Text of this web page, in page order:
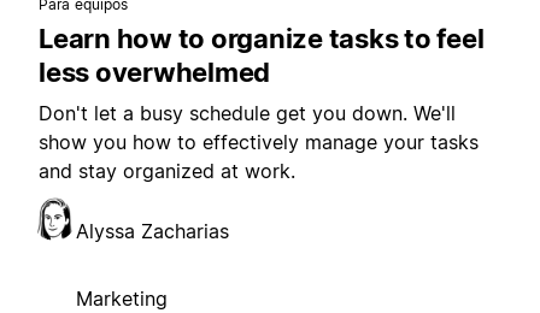
Para equipos
Learn how to organize tasks to feel
less overwhelmed
Don't let a busy schedule get you down. We'll
show you how to effectively manage your tasks
and stay organized at work.
Alyssa Zacharias
Marketing